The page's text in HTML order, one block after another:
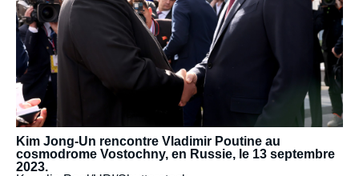
Kim Jong-Un rencontre Vladimir Poutine au
cosmodrome Vostochny, en Russie, le 13 septembre
2023.